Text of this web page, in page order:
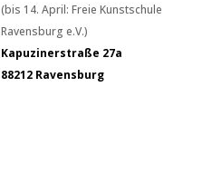
(bis 14. April: Freie Kunstschule
Ravensburg e.V.)
Kapuzinerstraße 27a
88212 Ravensburg